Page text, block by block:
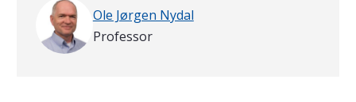
Ole Jørgen Nydal
Professor